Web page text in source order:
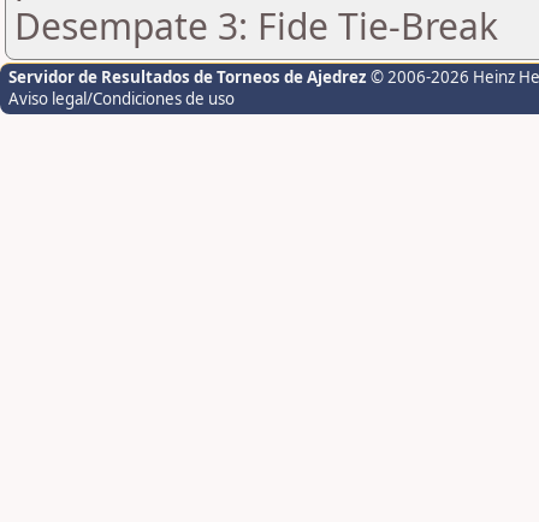
Desempate 3: Fide Tie-Break
Servidor de Resultados de Torneos de Ajedrez © 2006-2026 Heinz
Aviso legal/Condiciones de uso